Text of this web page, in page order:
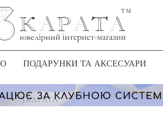
ПОДАРУНКИ ТА АКСЕСУАРИ